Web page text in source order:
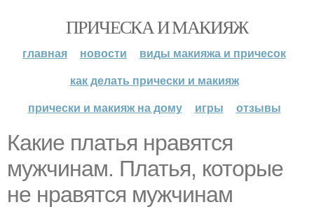
ПРИЧЕСКА И МАКИЯЖ
главная новости
виды макияжа и причесок
как делать прически и макияж
прически и макияж на дому
игры отзывы
Какие платья нравятся
мужчинам. Платья, которые
не нравятся мужчинам